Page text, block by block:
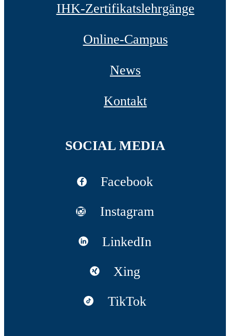
IHK-Zertifikatslehrgänge
Online-Campus
News
Kontakt
SOCIAL MEDIA
Facebook
Instagram
LinkedIn
Xing
TikTok